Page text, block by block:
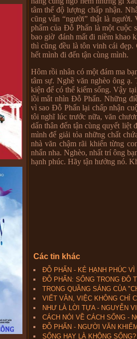
tâm thế độ lượng chấp nhận.
cũng vẫn “người” thật là người.
phẩm của Đỗ Phấn là một cuộc
bao giờ đánh mất đi niềm khao
thì cũng đều là tôn vinh cái
hết mình đi đến tận cùng mình.
Hôm rồi nhân có một đám ma
tâm sự. Nghề văn nghèo ông
kiện để có thể kiếm sống. Vậy
lồi mắt nhìn Đỗ Phấn. Những
vì sao Đỗ Phấn lại chấp nhận
tôi nghĩ lúc trước nữa, văn
dấn thân đến tận cùng quyết
mình để giải tỏa những chất
nhà văn chậm rãi khiển từng
nhẩn nha. Nghèo, nhất trí ông
hạnh phúc. Hãy tận hưởng nó.
Các tin khác
ĐỖ PHẤN - KẺ HẠNH PHÚC
ĐỖ PHẤN: SỐNG TRONG ĐÔ
TRONG QUẦNG SÁNG CỦA
VIẾT VĂN, VIỆC KHÔNG CHỈ
NHƯ LÀ LỜI TỰA - NGUYỄN
CÁCH NÓI VỀ CÁCH SỐNG -
ĐỖ PHẤN - NGƯỜI VĂN
SỐNG HAY LÀ KHÔNG